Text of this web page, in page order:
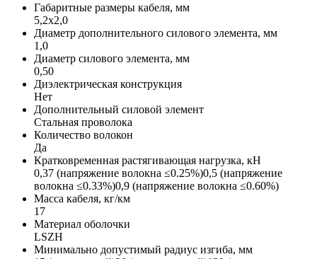
Габаритные размеры кабеля, мм
5,2х2,0
Диаметр дополнительного силового элемента, мм
1,0
Диаметр силового элемента, мм
0,50
Диэлектрическая конструкция
Нет
Дополнительный силовой элемент
Стальная проволока
Количество волокон
Да
Кратковременная растягивающая нагрузка, кН
0,37 (напряжение волокна ≤0.25%)0,5 (напряжение
волокна ≤0.33%)0,9 (напряжение волокна ≤0.60%)
Масса кабеля, кг/км
17
Материал оболочки
LSZH
Минимально допустимый радиус изгиба, мм